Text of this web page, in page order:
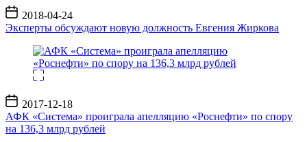
Дата
записи
2018-04-24
Эксперты обсуждают новую должность Евгения Жиркова
Дата
записи
2017-12-18
АФК «Система» проиграла апелляцию «Роснефти» по спору
на 136,3 млрд рублей